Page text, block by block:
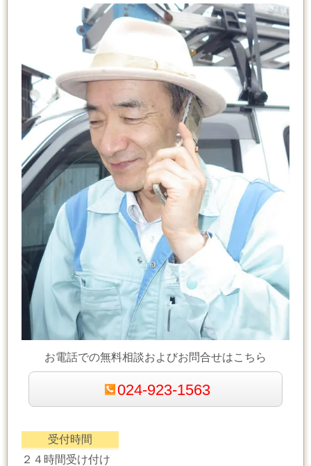
お電話での無料相談およびお問合せはこちら
024-923-1563
受付時間
２４時間受け付け